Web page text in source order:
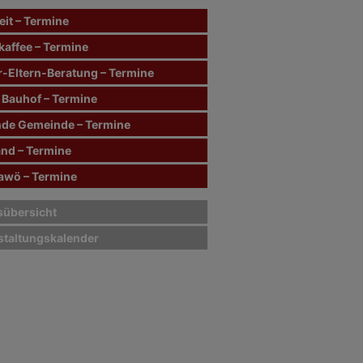
– Termine
– Termine
Eltern-Beratung – Termine
– Termine
Gemeinde – Termine
– Termine
– Termine